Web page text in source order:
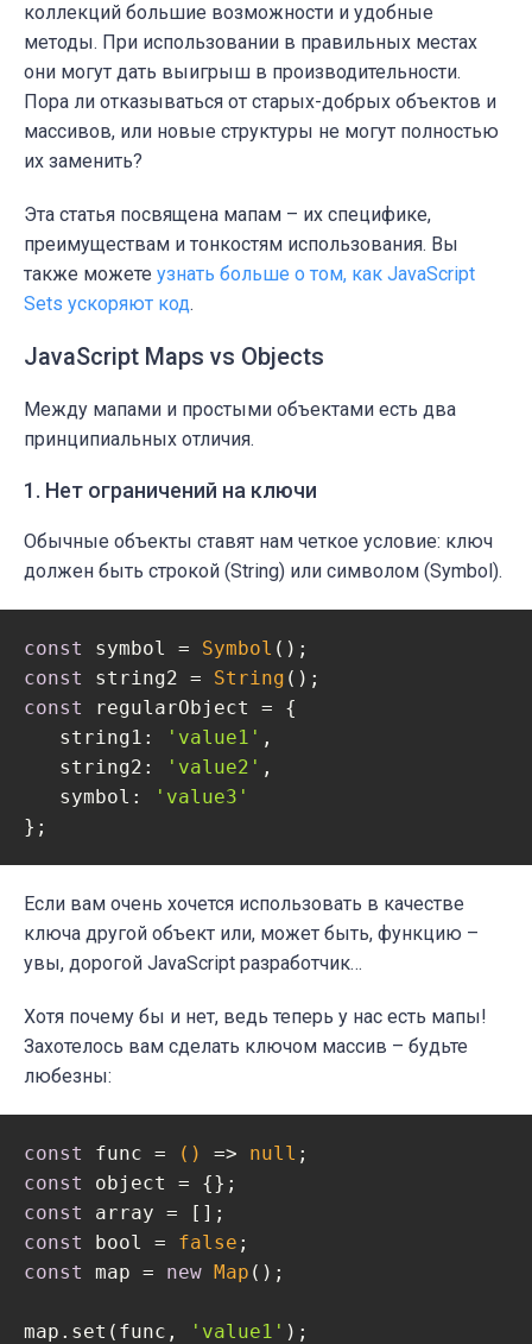
коллекций большие возможности и удобные
методы. При использовании в правильных местах
они могут дать выигрыш в производительности.
Пора ли отказываться от старых-добрых объектов и
массивов, или новые структуры не могут полностью
их заменить?
Эта статья посвящена мапам – их специфике,
преимуществам и тонкостям использования. Вы
также можете узнать больше о том, как JavaScript
Sets ускоряют код.
JavaScript Maps vs Objects
Между мапами и простыми объектами есть два
принципиальных отличия.
1. Нет ограничений на ключи
Обычные объекты ставят нам четкое условие: ключ
должен быть строкой (String) или символом (Symbol).
const symbol = Symbol
const
string2 = String
const
regularObject = {
string1 : 'value1' ,
string2 : 'value2' ,
symbol :
'value3'
};
Если вам очень хочется использовать в качестве
ключа другой объект или, может быть, функцию –
увы, дорогой JavaScript разработчик…
Хотя почему бы и нет, ведь теперь у нас есть мапы!
Захотелось вам сделать ключом массив – будьте
любезны:
const func = () => null
const
const
const
bool = false
const
map = new Map ();
map.set(func, 'value1' );